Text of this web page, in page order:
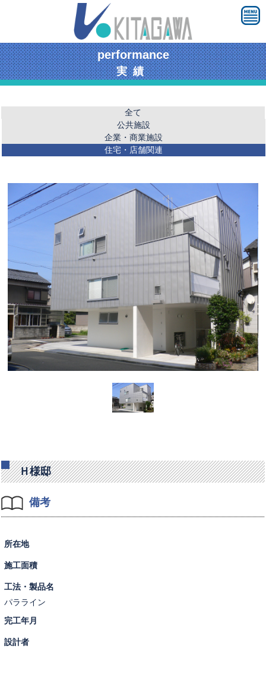
performance
実績
全て
公共施設
企業・商業施設
住宅・店舗関連
Ｈ様邸
備考
所在地
施工面積
工法・製品名
パラライン
完工年月
設計者